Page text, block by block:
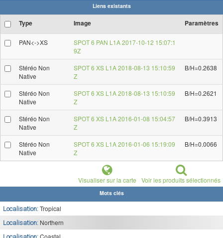
Liens existants
Type Image Paramètres
PAN<->XS
SPOT 6 PAN L1A 2017-10-12 15:07:1
9Z
Stéréo Non
Native
SPOT 6 XS L1A 2018-08-13 15:10:59
Z
B/H=0.2638
Stéréo Non
Native
SPOT 6 XS L1A 2018-08-13 15:10:59
Z
B/H=0.2621
Stéréo Non
Native
SPOT 6 XS L1A 2016-01-08 15:04:57
Z
B/H=0.3913
Stéréo Non
Native
SPOT 6 XS L1A 2016-01-06 15:19:09
Z
B/H=0.0066
Visualiser sur la carte Voir les produits sélectionnés
Mots clés
Localisation: Tropical
Localisation: Northern
Coastal